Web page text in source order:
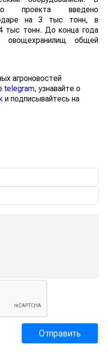
проекта введено
на 3 тыс тонн, в
тыс тонн. До конца года
овощехранилищ общей
агроновостей
telegram, узнавайте о
и подписывайтесь на